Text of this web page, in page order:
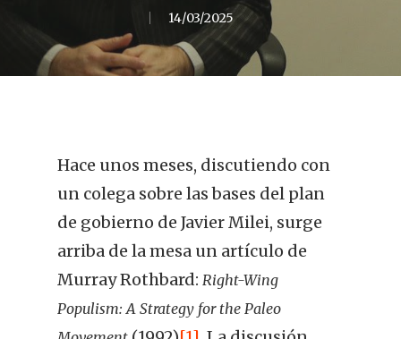
14/03/2025
Hace unos meses, discutiendo con
un colega sobre las bases del plan
de gobierno de Javier Milei, surge
arriba de la mesa un artículo de
Murray Rothbard: Right-Wing
Populism: A Strategy for the Paleo